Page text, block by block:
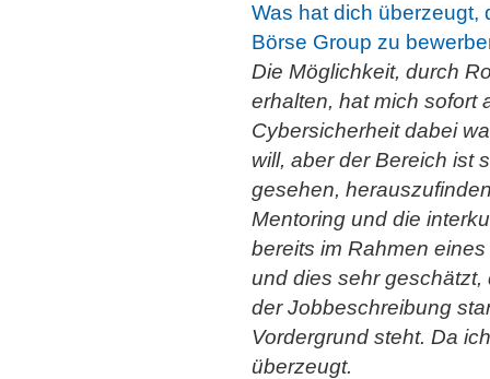
Was hat dich überzeugt,
Börse Group zu
Die Möglichkeit, durch
erhalten, hat mich sofort
Cybersicherheit dabei
will, aber der Bereich ist
gesehen,
Mentoring und die
bereits im Rahmen
und dies sehr
der Jobbeschreibung
Vordergrund steht. Da
überzeugt.